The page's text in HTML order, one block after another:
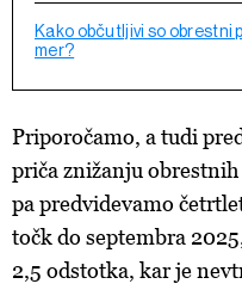
Kako občutljivi so obrestni
mer?
Priporočamo, a tudi
priča znižanju
pa predvidevamo
točk do septembra
2,5 odstotka, kar je